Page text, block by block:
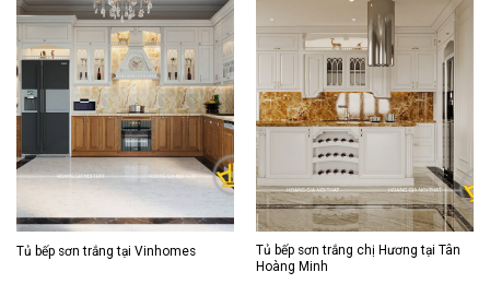
Tủ bếp sơn trắng tại Vinhomes
Tủ bếp sơn trắng chị Hương tại Tân
Hoàng Minh